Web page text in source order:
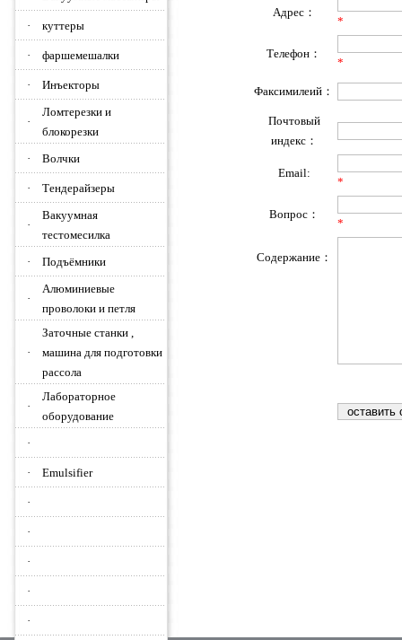
· куттеры
· фаршемешалки
· Инъекторы
·
Ломтерезки и
блокорезки
·
Волчки
· Тендерайзеры
·
Вакуумная
тестомесилка
·
Подъёмники
·
Алюминиевые
проволоки и петля
·
Заточные станки ,
машина для подготовки
рассола
·
Лабораторное
оборудование
·
· Emulsifier
·
·
·
·
·
Адрес：
*
Телефон：
*
Факсимилеий：
Почтовый
индекс：
Email:
*
Вопрос：
*
Содержание：